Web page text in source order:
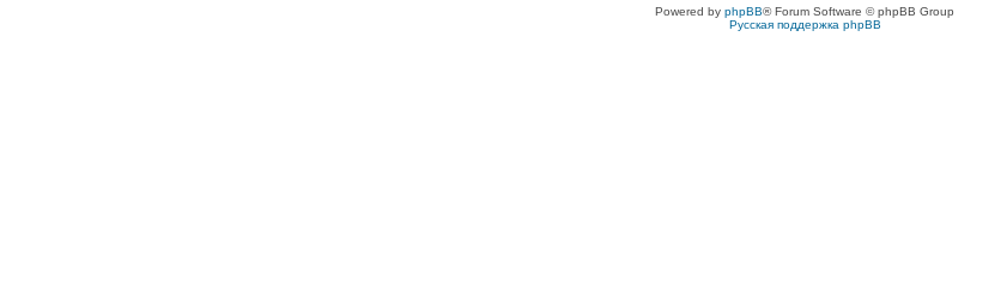
Powered by phpBB® Forum Software © phpBB Group
Русская поддержка phpBB